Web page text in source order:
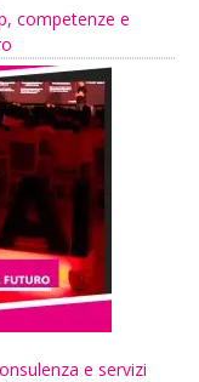
competenze e
e servizi